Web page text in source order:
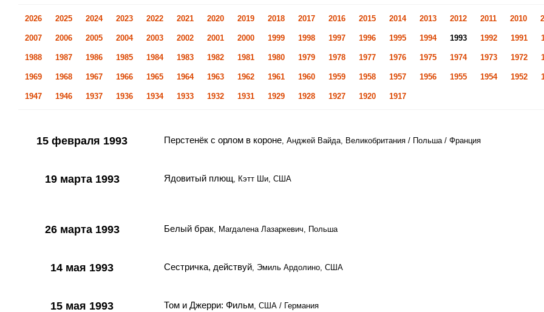
2026 2025 2024 2023 2022 2021 2020 2019 2018 2017 2016 2015 2014 2013 2012 2011 2010
2007 2006 2005 2004 2003 2002 2001 2000 1999 1998 1997 1996 1995 1994 1993 1992 1991
1988 1987 1986 1985 1984 1983 1982 1981 1980 1979 1978 1977 1976 1975 1974 1973 1972
1969 1968 1967 1966 1965 1964 1963 1962 1961 1960 1959 1958 1957 1956 1955 1954 1952
1947 1946 1937 1936 1934 1933 1932 1931 1929 1928 1927 1920 1917
15 февраля 1993 Перстенёк с орлом в короне, Анджей Вайда, Великобритания / Польша / Франция
19 марта 1993 Ядовитый плющ, Кэтт Ши, США
26 марта 1993 Белый брак, Магдалена Лазаркевич, Польша
14 мая 1993 Сестричка, действуй, Эмиль Ардолино, США
15 мая 1993 Том и Джерри: Фильм, США / Германия